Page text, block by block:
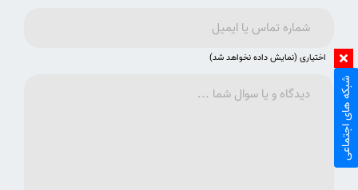
اختیاری (نمایش داده نخواهد شد)
شبکه های اجتماعی